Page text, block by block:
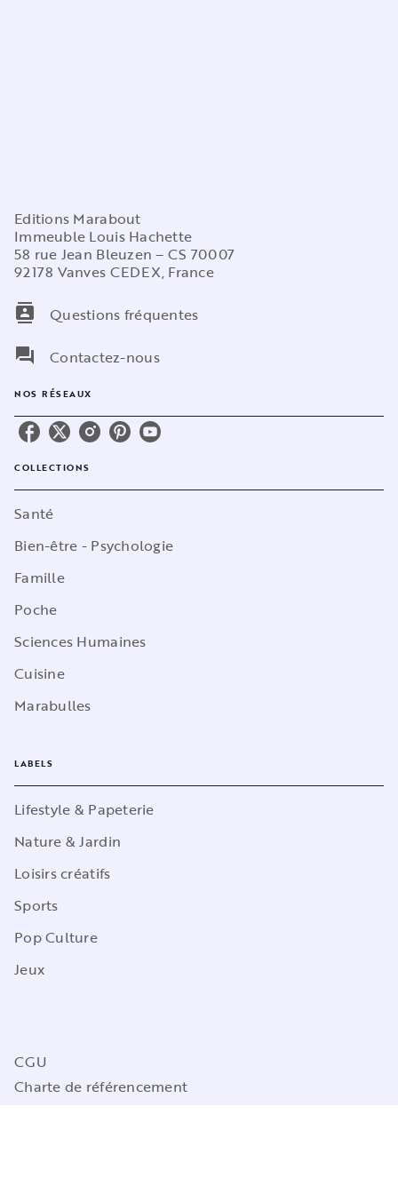
Editions Marabout
Immeuble Louis Hachette
58 rue Jean Bleuzen – CS 70007
92178 Vanves CEDEX, France
contacts
Questions fréquentes
question_answer
Contactez-nous
NOS RÉSEAUX
COLLECTIONS
Santé
Bien-être - Psychologie
Famille
Poche
Sciences Humaines
Cuisine
Marabulles
LABELS
Lifestyle & Papeterie
Nature & Jardin
Loisirs créatifs
Sports
Pop Culture
Jeux
CGU
Charte de référencement